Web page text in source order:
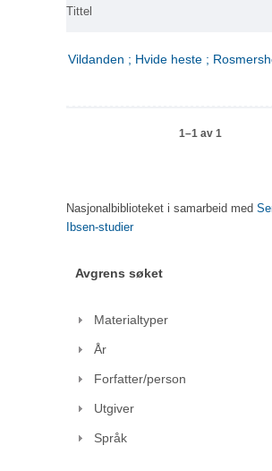
Tittel
Vildanden ; Hvide heste ;
1–1 av 1
Nasjonalbiblioteket i samarbeid med
Ibsen-studier
Avgrens søket
Materialtyper
År
Forfatter/person
Utgiver
Språk